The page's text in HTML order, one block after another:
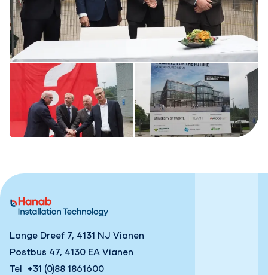
Lange Dreef 7, 4131 NJ Vianen
Postbus 47, 4130 EA Vianen
Tel +31 (0)88 1861600